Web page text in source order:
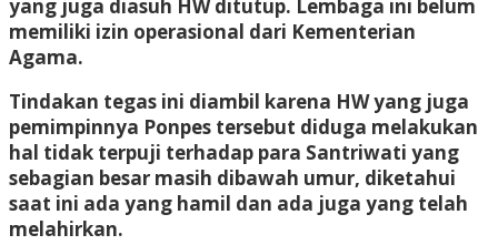
yang juga diasuh HW ditutup. Lembaga ini belum
memiliki izin operasional dari Kementerian
Agama.
Tindakan tegas ini diambil karena HW yang juga
pemimpinnya Ponpes tersebut diduga melakukan
hal tidak terpuji terhadap para Santriwati yang
sebagian besar masih dibawah umur, diketahui
saat ini ada yang hamil dan ada juga yang telah
melahirkan.